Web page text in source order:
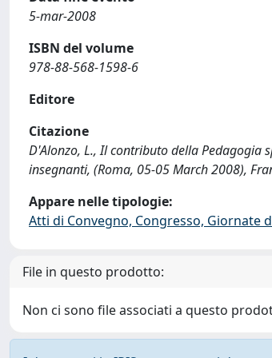
5-mar-2008
ISBN del volume
978-88-568-1598-6
Editore
Citazione
D'Alonzo, L., Il contributo della Pedagogia
insegnanti, (Roma, 05-05 March 2008),
Appare nelle tipologie:
Atti di Convegno, Congresso, Giornate
File in questo prodotto:
Non ci sono file associati a questo